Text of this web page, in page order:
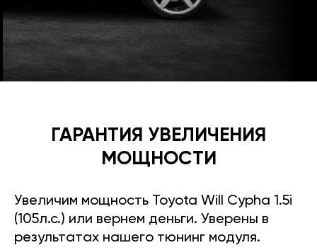
ГАРАНТИЯ УВЕЛИЧЕНИЯ
МОЩНОСТИ
Увеличим мощность Toyota Will Cypha 1.5i
(105л.с.) или вернем деньги. Уверены в
результатах нашего тюнинг модуля.